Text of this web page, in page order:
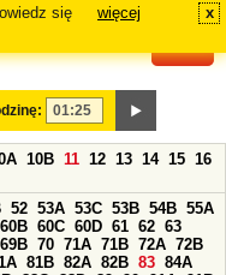
się
więcej x
10B 11 12 13 14 15 16
52 53A 53C 53B 54B 55A
60B 60C 60D 61 62 63
69B 70 71A 71B 72A 72B
81B 82A 82B 83 84A